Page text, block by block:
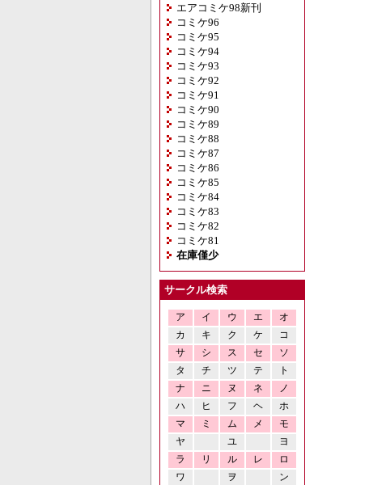
エアコミケ98新刊
コミケ96
コミケ95
コミケ94
コミケ93
コミケ92
コミケ91
コミケ90
コミケ89
コミケ88
コミケ87
コミケ86
コミケ85
コミケ84
コミケ83
コミケ82
コミケ81
在庫僅少
サークル検索
ア イ ウ エ
オ
カ
キ ク ケ
コ
サ
シ ス セ
ソ
タ
チ ツ テ
ト
ナ
ニ ヌ ネ
ノ
ハ
ヒ フ ヘ
ホ
マ
ミ ム メ
モ
ヤ
ユ
ヨ
ラ
リ ル レ
ロ
ワ
ヲ ン